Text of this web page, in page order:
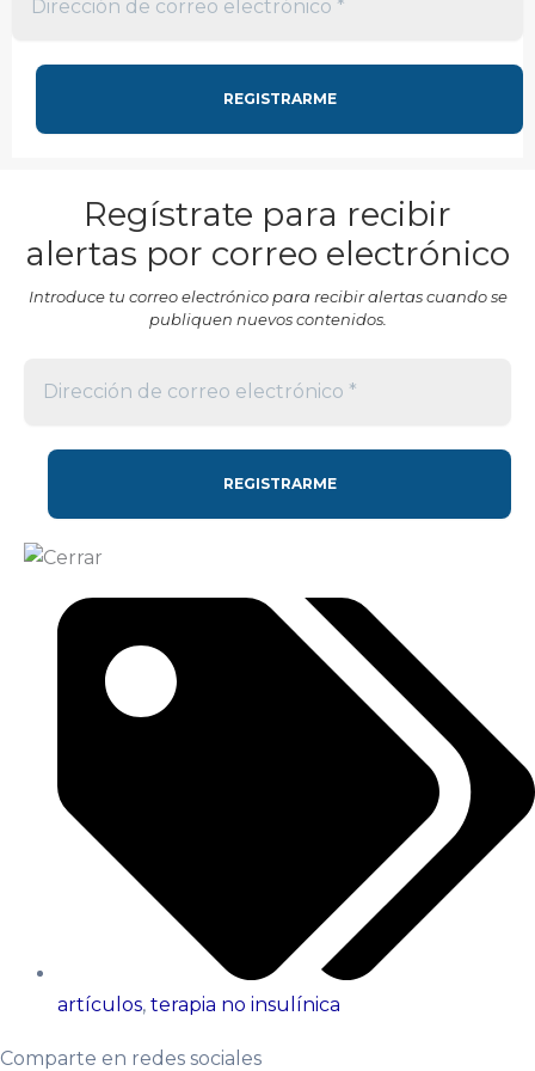
Regístrate para recibir
alertas por correo electrónico
Introduce tu correo electrónico para recibir alertas cuando se
publiquen nuevos contenidos.
artículos, terapia no insulínica
Comparte en redes sociales